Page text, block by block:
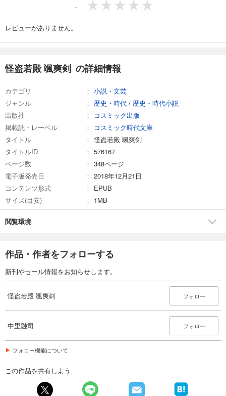
-
レビューがありません。
怪盗若殿 颯爽剣 の詳細情報
カテゴリ
小説・文芸
ジャンル
歴史・時代 / 歴史・時代小説
出版社
コスミック出版
掲載誌・レーベル
コスミック時代文庫
タイトル
怪盗若殿 颯爽剣
タイトルID
576167
ページ数
348ページ
電子版発売日
2018年12月21日
コンテンツ形式
EPUB
サイズ(目安)
1MB
閲覧環境
作品・作者をフォローする
新刊やセール情報をお知らせします。
怪盗若殿 颯爽剣 フォロー
中里融司 フォロー
フォロー機能について
この作品を共有しよう